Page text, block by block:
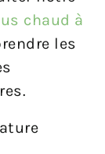
chaud à
les